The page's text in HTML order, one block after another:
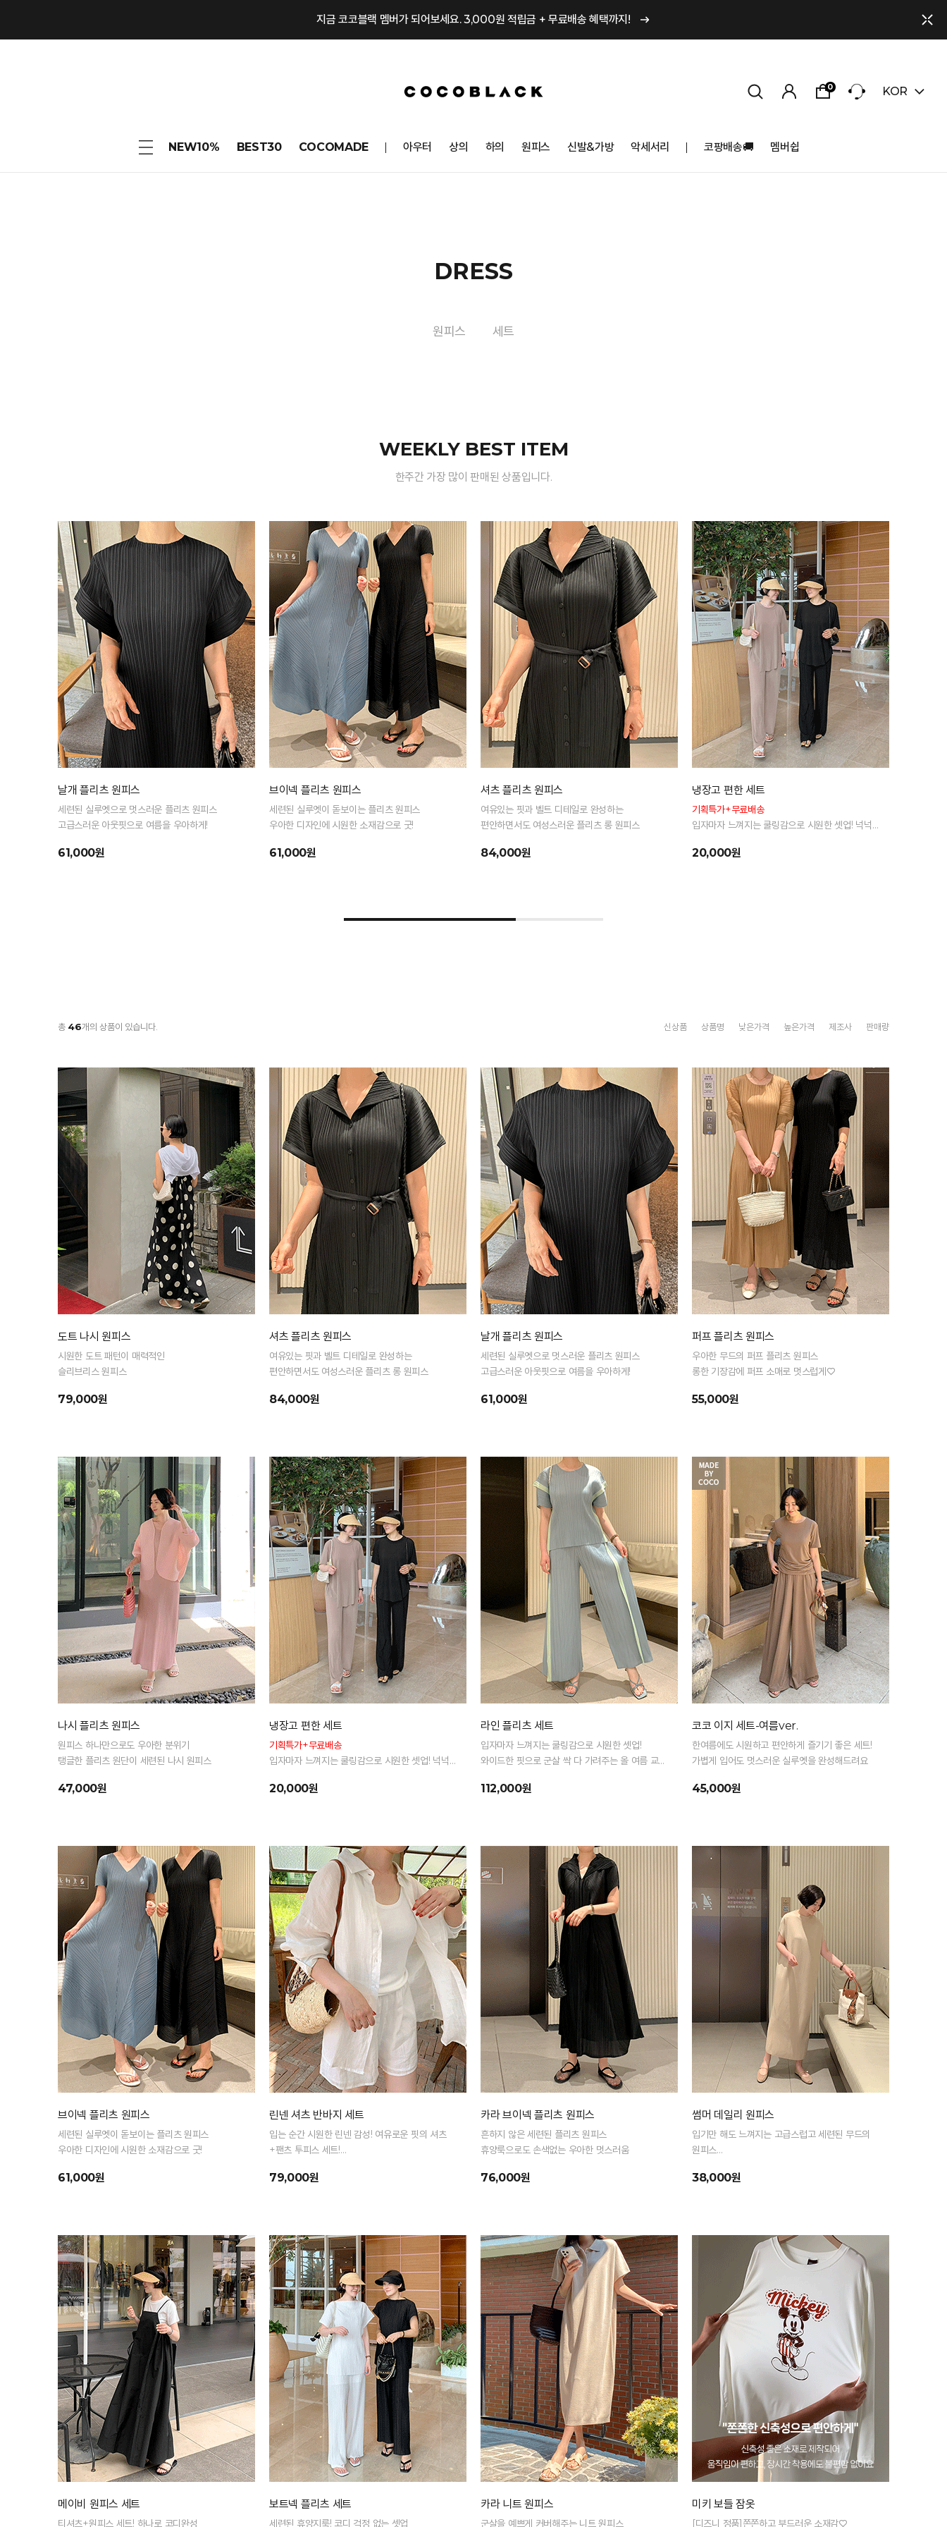
지금 코코블랙 멤버가 되어보세요. 3,000원 적립금 + 무료배송 혜택까지!
0 KOR
NEW10% BEST30 COCOMADE 아우터 상의 하의 원피스 신발&가방 악세서리 코팡배송🚚 멤버쉽
DRESS
원피스 세트
WEEKLY BEST ITEM
한주간 가장 많이 판매된 상품입니다.
날개 플리츠 원피스
세련된 실루엣으로 멋스러운 플리츠 원피스
고급스러운 아웃핏으로 여름을 우아하게!
61,000원
브이넥 플리츠 원피스
세련된 실루엣이 돋보이는 플리츠 원피스
우아한 디자인에 시원한 소재감으로 굿!
61,000원
셔츠 플리츠 원피스
여유있는 핏과 벨트 디테일로 완성하는
편안하면서도 여성스러운 플리츠 롱 원피스
84,000원
냉장고 편한 세트
기획특가+무료배송
입자마자 느껴지는 쿨링감으로 시원한 셋업! 넉넉
20,000원
총 46개의 상품이 있습니다. 신상품 상품명 낮은가격 높은가격 제조사 판매량
도트 나시 원피스
시원한 도트 패턴이 매력적인
슬리브리스 원피스
79,000원
셔츠 플리츠 원피스
여유있는 핏과 벨트 디테일로 완성하는
편안하면서도 여성스러운 플리츠 롱 원피스
84,000원
날개 플리츠 원피스
세련된 실루엣으로 멋스러운 플리츠 원피스
고급스러운 아웃핏으로 여름을 우아하게!
61,000원
퍼프 플리츠 원피스
우아한 무드의 퍼프 플리츠 원피스
롱한 기장감에 퍼프 소매로 멋스럽게♡
55,000원
나시 플리츠 원피스
원피스 하나만으로도 우아한 분위기
탱글한 플리츠 원단이 세련된 나시 원피스
47,000원
냉장고 편한 세트
기획특가+무료배송
입자마자 느껴지는 쿨링감으로 시원한 셋업! 넉넉
20,000원
라인 플리츠 세트
입자마자 느껴지는 쿨링감으로 시원한 셋업!
와이드한 핏으로 군살 싹 다 가려주는 올 여름 교복
112,000원
코코 이지 세트-여름ver.
한여름에도 시원하고 편안하게 즐기기 좋은 세트!
가볍게 입어도 멋스러운 실루엣을 완성해드려요
45,000원
브이넥 플리츠 원피스
세련된 실루엣이 돋보이는 플리츠 원피스
우아한 디자인에 시원한 소재감으로 굿!
61,000원
린넨 셔츠 반바지 세트
입는 순간 시원한 린넨 감성! 여유로운 핏의 셔츠
+팬츠 투피스 세트!
린넨 셋업!
79,000원
카라 브이넥 플리츠 원피스
흔하지 않은 세련된 플리츠 원피스
휴양룩으로도 손색없는 우아한 멋스러움
76,000원
썸머 데일리 원피스
입기만 해도 느껴지는 고급스럽고 세련된 무드의
원피스
게!
38,000원
메이비 원피스 세트
티셔츠+원피스 세트! 하나로 코디완성
보트넥 플리츠 세트
세련된 휴양지룩! 코디 걱정 없는 셋업
카라 니트 원피스
군살을 예쁘게 커버해주는 니트 원피스
미키 보들 잠옷
[디즈니 정품]쫀쫀하고 부드러운 소재감♡